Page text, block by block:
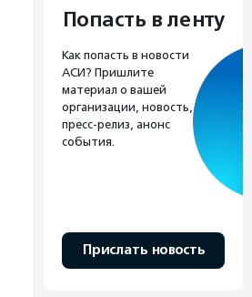
Попасть в ленту
Как попасть в новости
АСИ? Пришлите
материал о вашей
организации, новость,
пресс-релиз, анонс
события.
Прислать новость